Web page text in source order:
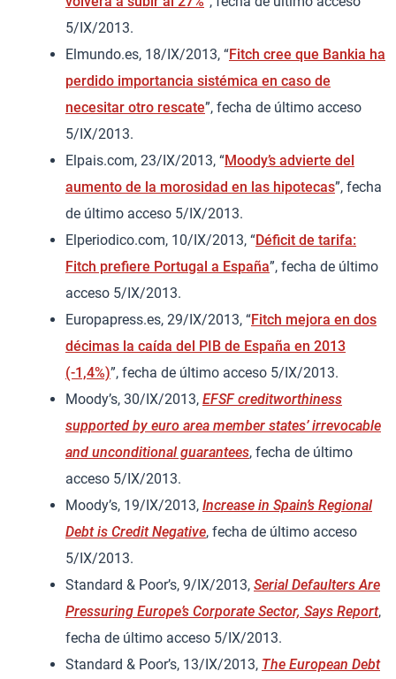
5/IX/2013.
Elmundo.es, 18/IX/2013, “Fitch cree que Bankia ha
perdido importancia sistémica en caso de
necesitar otro rescate”, fecha de último acceso
5/IX/2013.
Elpais.com, 23/IX/2013, “Moody’s advierte del
aumento de la morosidad en las hipotecas”, fecha
de último acceso 5/IX/2013.
Elperiodico.com, 10/IX/2013, “Déficit de tarifa:
Fitch prefiere Portugal a España”, fecha de último
acceso 5/IX/2013.
Europapress.es, 29/IX/2013, “Fitch mejora en dos
décimas la caída del PIB de España en 2013
(-1,4%)”, fecha de último acceso 5/IX/2013.
Moody’s, 30/IX/2013, EFSF creditworthiness
supported by euro area member states’ irrevocable
and unconditional guarantees, fecha de último
acceso 5/IX/2013.
Moody’s, 19/IX/2013, Increase in Spain’s Regional
Debt is Credit Negative, fecha de último acceso
5/IX/2013.
Standard & Poor’s, 9/IX/2013, Serial Defaulters Are
Pressuring Europe’s Corporate Sector, Says Report,
fecha de último acceso 5/IX/2013.
Standard & Poor’s, 13/IX/2013, The European Debt